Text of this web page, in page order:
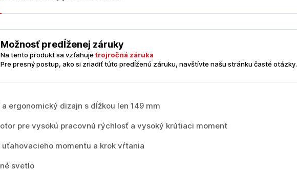
Možnosť predĺženej záruky
Na tento produkt sa vzťahujetrojročná záruka
Pre presný postup, ako si zriadiť túto predĺženú záruku, navštívte našu stránku časté otázky.
a ergonomický dizajn s dĺžkou len 149 mm
pre vysokú pracovnú rýchlosť a vysoký krútiaci moment
momentu a krok vŕtania
svetlo